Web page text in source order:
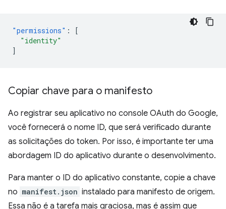
"permissions" :
[
"identity"
]
Copiar chave para o manifesto
Ao registrar seu aplicativo no console OAuth do Google,
você fornecerá o nome ID, que será verificado durante
as solicitações do token. Por isso, é importante ter uma
abordagem ID do aplicativo durante o desenvolvimento.
Para manter o ID do aplicativo constante, copie a chave
no manifest.json instalado para manifesto de origem.
Essa não é a tarefa mais graciosa, mas é assim que